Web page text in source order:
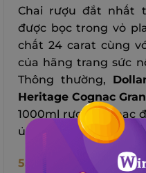
Chai rượu đắt nhất
được bọc trong vỏ
chất 24 carat cùng
của hãng trang sức
Thông thường,
Heritage Cognac
1000ml rượu Cognac
ủ xuyên suốt trên 100
5. Russo – Baltique